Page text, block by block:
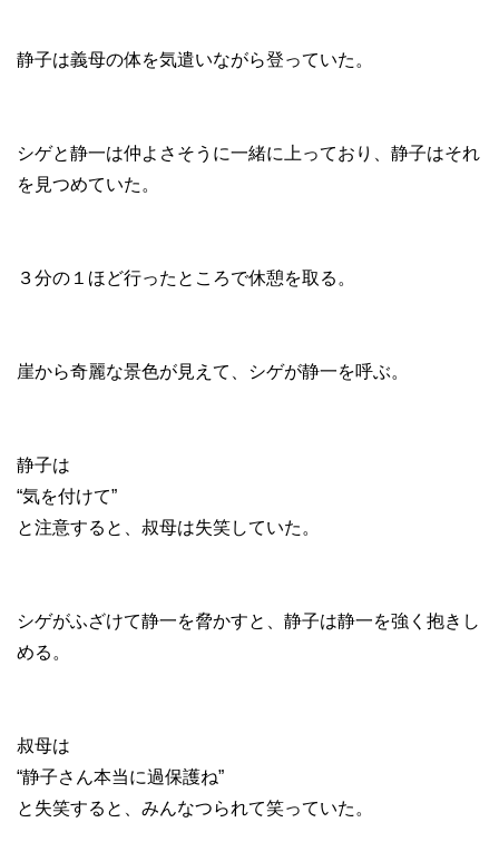
静子は義母の体を気遣いながら登っていた。
シゲと静一は仲よさそうに一緒に上っており、静子はそれ
を見つめていた。
３分の１ほど行ったところで休憩を取る。
崖から奇麗な景色が見えて、シゲが静一を呼ぶ。
静子は
“気を付けて”
と注意すると、叔母は失笑していた。
シゲがふざけて静一を脅かすと、静子は静一を強く抱きし
める。
叔母は
“静子さん本当に過保護ね”
と失笑すると、みんなつられて笑っていた。